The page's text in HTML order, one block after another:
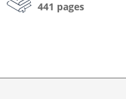
441 pages